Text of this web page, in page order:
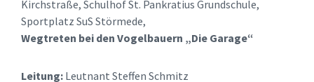
Kirchstraße, Schulhof St. Pankratius Grundschule,
Sportplatz SuS Störmede,
Wegtreten bei den Vogelbauern „Die Garage“
Leitung: Leutnant Steffen Schmitz